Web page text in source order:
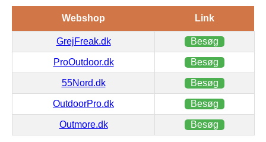
Webshop Link
GrejFreak.dk Besøg
ProOutdoor.dk Besøg
55Nord.dk Besøg
OutdoorPro.dk Besøg
Outmore.dk Besøg